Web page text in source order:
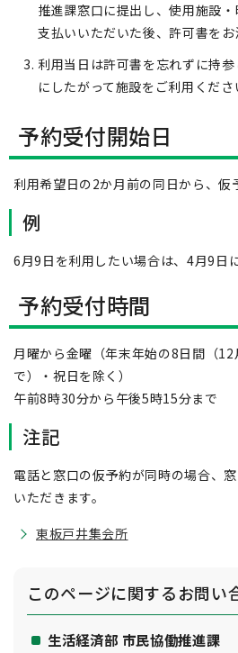
推進課窓口に提出し、使用施設
支払いいただいた後、許可書をお
利用当日は許可書を忘れずに持
にしたがって施設をご利用くださ
予約受付開始日
利用希望日の2か月前の同日から、仮
例
6月9日を利用したい場合は、4月9日
予約受付時間
月曜から金曜（年末年始の8日間（
で）・祝日を除く）
午前8時30分から午後5時15分まで
注記
電話と窓口の仮予約が同時の場合、
いただきます。
東板戸井集会所
このページに関するお問い
生活経済部 市民協働推進課